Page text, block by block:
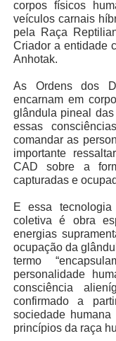
corpos físicos
veículos carnais
pela Raça
Criador a entidade
Anhotak.
As Ordens dos
encarnam em
glândula pineal
essas
comandar as
importante
CAD sobre a
capturadas e
E essa
coletiva é obra
energias
ocupação da
termo
personalidade
consciência
confirmado a
sociedade
princípios da raça